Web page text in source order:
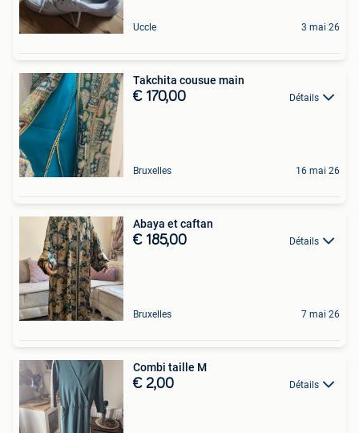
Uccle 3 mai 26
Takchita cousue main
€ 170,00 Détails
Bruxelles 16 mai 26
Abaya et caftan
€ 185,00 Détails
Bruxelles 7 mai 26
Combi taille M
€ 2,00 Détails